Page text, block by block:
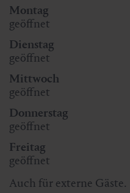
Montag
geöffnet
Dienstag
geöffnet
Mittwoch
geöffnet
Donnerstag
geöffnet
Freitag
geöffnet
Auch für externe Gäste.